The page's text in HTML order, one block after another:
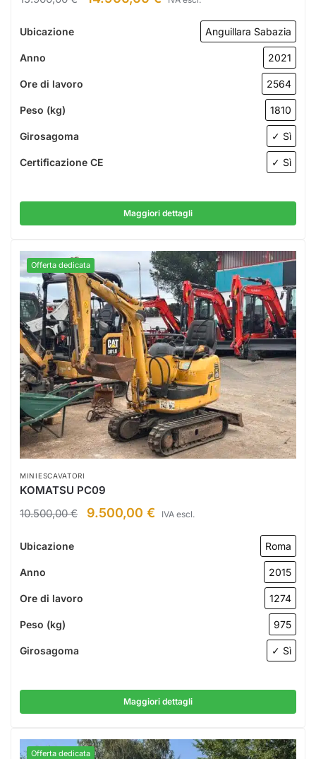
Ubicazione Anguillara Sabazia
Anno 2021
Ore di lavoro 2564
Peso (kg) 1810
Girosagoma ✓ Sì
Certificazione CE ✓ Sì
Maggiori dettagli
Offerta dedicata
MINIESCAVATORI
KOMATSU PC09
10.500,00€ 9.500,00 € IVA escl.
Ubicazione Roma
Anno 2015
Ore di lavoro 1274
Peso (kg) 975
Girosagoma ✓ Sì
Maggiori dettagli
Offerta dedicata